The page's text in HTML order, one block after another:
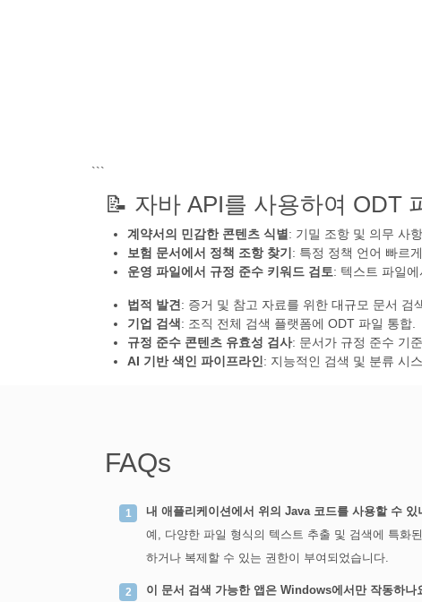
```
📝 자바 API를 사용하여 ODT
계약서의 민감한 콘텐츠 식별 : 기밀 조항 및 의무 사항
보험 문서에서 정책 조항 찾기 : 특정 정책 언어 빠르게
운영 파일에서 규정 준수 키워드 검토: 텍스트 파일에
법적 발견 : 증거 및 참고 자료를 위한 대규모 문서 검
기업 검색: 조직 전체 검색 플랫폼에 ODT 파일 통합.
규정 준수 콘텐츠 유효성 검사: 문서가 규정 준수 기
AI 기반 색인 파이프라인 : 지능적인 검색 및 분류 시
FAQs
내 애플리케이션에서 위의 Java 코드를 사용할 수 있
예, 다양한 파일 형식의 텍스트 추출 및 검색에 특화
하거나 복제할 수 있는 권한이 부여되었습니다.
이 문서 검색 가능한 앱은 Windows에서만 작동하나